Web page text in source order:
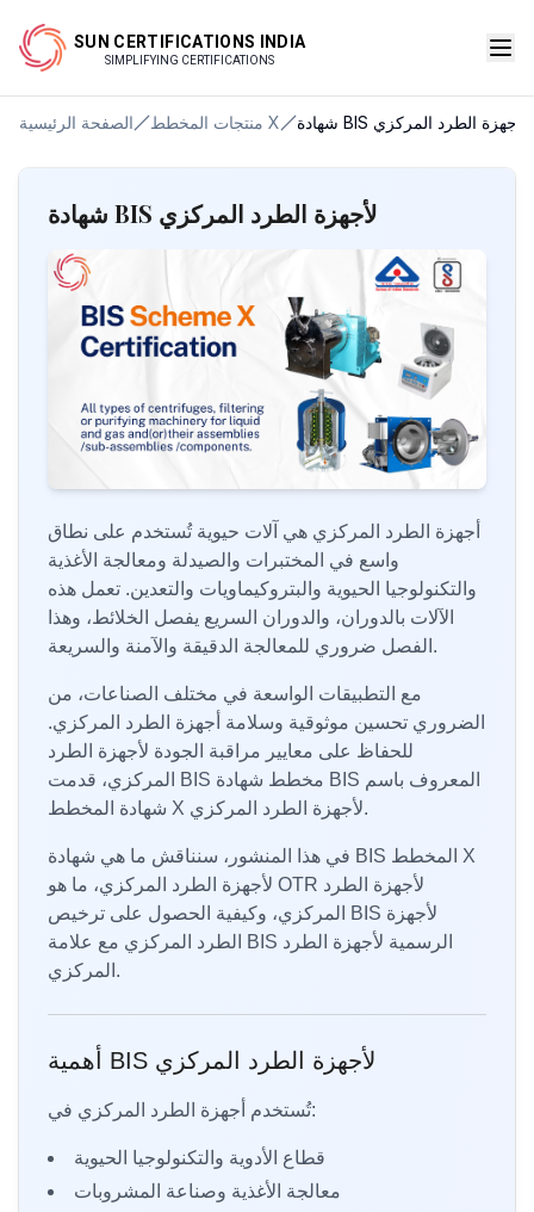
SUN CERTIFICATIONS INDIA
SIMPLIFYING CERTIFICATIONS
الصفحة الرئيسية منتجات المخطط X شهادة BIS لأجهزة الطرد المركزي
شهادة BIS لأجهزة الطرد المركزي
أجهزة الطرد المركزي هي آلات حيوية تُستخدم على نطاق
واسع في المختبرات والصيدلة ومعالجة الأغذية
والتكنولوجيا الحيوية والبتروكيماويات والتعدين. تعمل هذه
الآلات بالدوران، والدوران السريع يفصل الخلائط، وهذا
الفصل ضروري للمعالجة الدقيقة والآمنة والسريعة.
مع التطبيقات الواسعة في مختلف الصناعات، من
الضروري تحسين موثوقية وسلامة أجهزة الطرد المركزي.
للحفاظ على معايير مراقبة الجودة لأجهزة الطرد
المركزي، قدمت BIS مخطط شهادة BIS المعروف باسم
شهادة المخطط X لأجهزة الطرد المركزي.
في هذا المنشور، سنناقش ما هي شهادة BIS المخطط X
لأجهزة الطرد المركزي، ما هو OTR لأجهزة الطرد
المركزي، وكيفية الحصول على ترخيص BIS لأجهزة
الطرد المركزي مع علامة BIS الرسمية لأجهزة الطرد
المركزي.
أهمية BIS لأجهزة الطرد المركزي
تُستخدم أجهزة الطرد المركزي في:
قطاع الأدوية والتكنولوجيا الحيوية
معالجة الأغذية وصناعة المشروبات